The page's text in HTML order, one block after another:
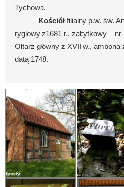
Tychowa.
Kościół filialny p.w. św.
ryglowy z1681 r., zabytkowy – nr
Ołtarz główny z XVII w.,
datą 1748.